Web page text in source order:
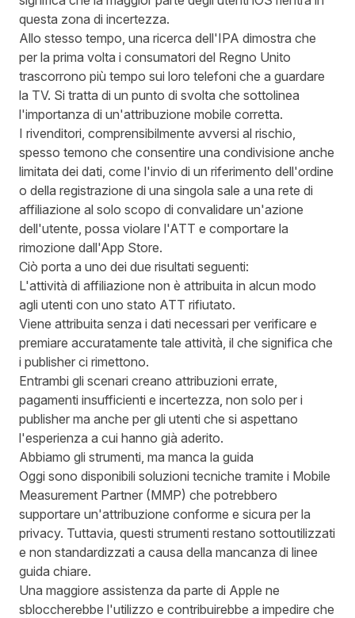
questa zona di incertezza.
Allo stesso tempo, una ricerca dell'IPA dimostra che
per la prima volta i consumatori del Regno Unito
trascorrono più tempo sui loro telefoni che a guardare
la TV. Si tratta di un punto di svolta che sottolinea
l'importanza di un'attribuzione mobile corretta.
I rivenditori, comprensibilmente avversi al rischio,
spesso temono che consentire una condivisione anche
limitata dei dati, come l'invio di un riferimento dell'ordine
o della registrazione di una singola sale a una rete di
affiliazione al solo scopo di convalidare un'azione
dell'utente, possa violare l'ATT e comportare la
rimozione dall'App Store.
Ciò porta a uno dei due risultati seguenti:
L'attività di affiliazione non è attribuita in alcun modo
agli utenti con uno stato ATT rifiutato.
Viene attribuita senza i dati necessari per verificare e
premiare accuratamente tale attività, il che significa che
i publisher ci rimettono.
Entrambi gli scenari creano attribuzioni errate,
pagamenti insufficienti e incertezza, non solo per i
publisher ma anche per gli utenti che si aspettano
l'esperienza a cui hanno già aderito.
Abbiamo gli strumenti, ma manca la guida
Oggi sono disponibili soluzioni tecniche tramite i Mobile
Measurement Partner (MMP) che potrebbero
supportare un'attribuzione conforme e sicura per la
privacy. Tuttavia, questi strumenti restano sottoutilizzati
e non standardizzati a causa della mancanza di linee
guida chiare.
Una maggiore assistenza da parte di Apple ne
sbloccherebbe l'utilizzo e contribuirebbe a impedire che